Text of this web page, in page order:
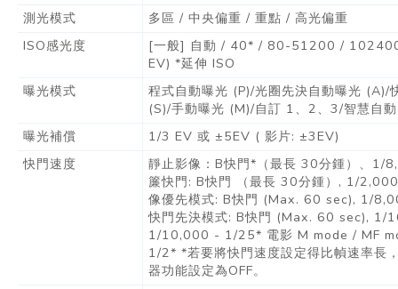
測光模式
多區 / 中央偏重 / 重點 / 高光偏重
ISO感光度
[一般] 自動 / 40* / 80-51200 /
EV) *延伸 ISO
曝光模式
程式自動曝光 (P)/光圈先決自動曝光 (A)/
(S)/手動曝光 (M)/自訂 1、2、3/智慧自動
曝光補償
1/3 EV 或 ±5EV ( 影片: ±3EV)
快門速度
靜止影像：B快門*（最長 30分鍾）、1/
簾快門: B快門 （最長 30分鍾）, 1/
像優先模式: B快門 (Max. 60 sec), 1/
快門先決模式: B快門 (Max. 60 sec), 1/
1/10,000 - 1/25* 電影 M mode / MF
1/2* *若要將快門速度設定得比幀速率長
器功能設定為OFF。